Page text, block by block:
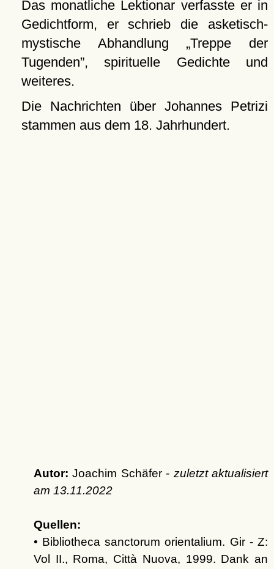
Das monatliche Lektionar verfasste er in
Gedichtform, er schrieb die asketisch-
mystische Abhandlung Treppe der
Tugenden , spirituelle Gedichte und
weiteres.
Die Nachrichten über Johannes Petrizi
stammen aus dem 18. Jahrhundert.
Autor: Joachim Schäfer - zuletzt aktualisiert
am 13.11.2022
Quellen:
• Bibliotheca sanctorum orientalium. Gir - Z:
Vol II., Roma, Città Nuova, 1999. Dank an